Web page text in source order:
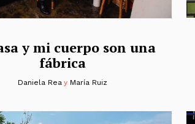
y mi cuerpo son una
fábrica
Daniela Rea y María Ruiz